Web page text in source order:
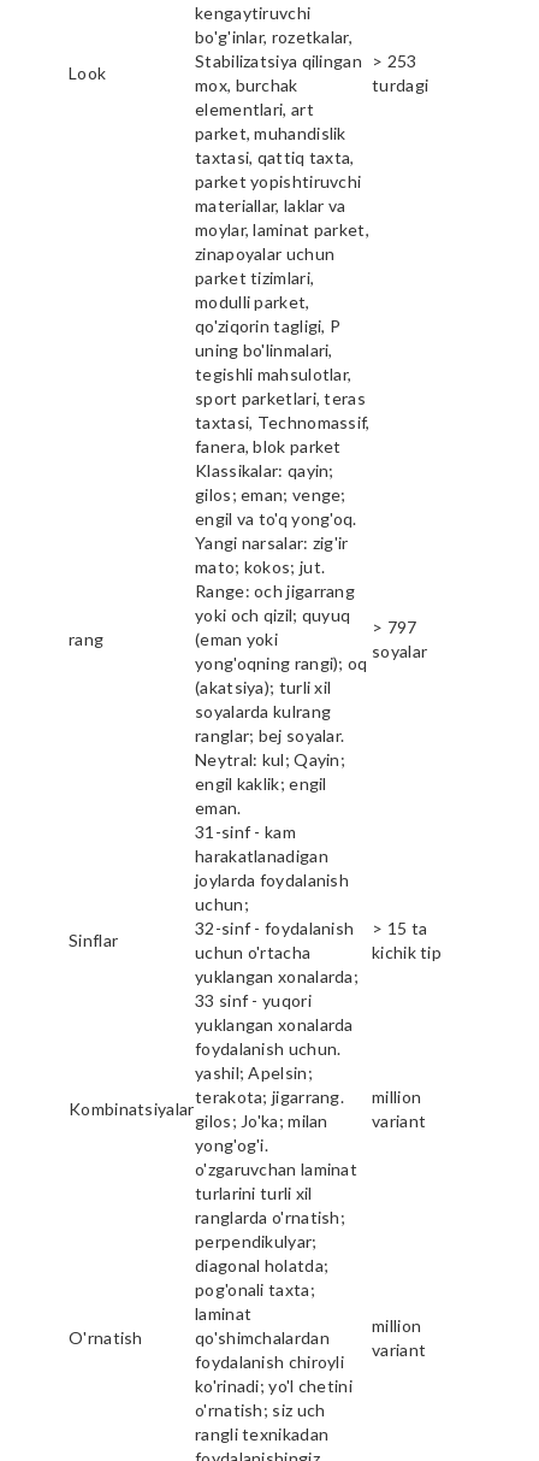
Look
kengaytiruvchi
bo'g'inlar, rozetkalar,
Stabilizatsiya qilingan
mox, burchak
elementlari, art
parket, muhandislik
taxtasi, qattiq taxta,
parket yopishtiruvchi
materiallar, laklar va
moylar, laminat parket,
zinapoyalar uchun
parket tizimlari,
modulli parket,
qo'ziqorin tagligi, P
uning bo'linmalari,
tegishli mahsulotlar,
sport parketlari, teras
taxtasi, Technomassif,
fanera, blok parket
> 253
turdagi
rang
Klassikalar: qayin;
gilos; eman; venge;
engil va to'q yong'oq.
Yangi narsalar: zig'ir
mato; kokos; jut.
Range: och jigarrang
yoki och qizil; quyuq
(eman yoki
yong'oqning rangi); oq
(akatsiya); turli xil
soyalarda kulrang
ranglar; bej soyalar.
Neytral: kul; Qayin;
engil kaklik; engil
eman.
> 797
soyalar
Sinflar
31-sinf - kam
harakatlanadigan
joylarda foydalanish
uchun;
32-sinf - foydalanish
uchun o'rtacha
yuklangan xonalarda;
33 sinf - yuqori
yuklangan xonalarda
foydalanish uchun.
> 15 ta
kichik tip
Kombinatsiyalar
yashil; Apelsin;
terakota; jigarrang.
gilos; Jo'ka; milan
yong'og'i.
million
variant
O'rnatish
o'zgaruvchan laminat
turlarini turli xil
ranglarda o'rnatish;
perpendikulyar;
diagonal holatda;
pog'onali taxta;
laminat
qo'shimchalardan
foydalanish chiroyli
ko'rinadi; yo'l chetini
o'rnatish; siz uch
rangli texnikadan
million
variant